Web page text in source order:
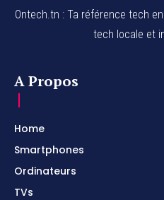
Ontech.tn : Ta référence tech
tech locale et
A Propos
Home
Smartphones
Ordinateurs
TVs